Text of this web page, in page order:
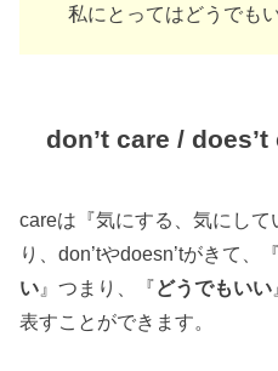
私にとってはどうでも
don’t care / does’t
careは『気にする、気にし
り、don’tやdoesn’tがきて、
い 』つまり、『どうでもいい
表すことができます。